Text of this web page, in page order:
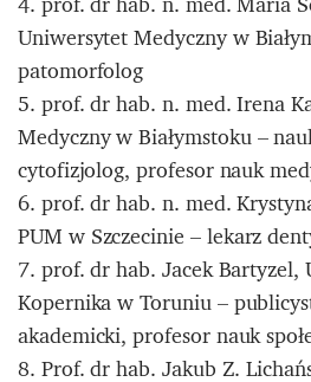
Uniwersytet Medyczny w
patomorfolog
5. prof. dr hab. n. med. Irena
Medyczny w Białymstoku –
cytofizjolog, profesor nauk
6. prof. dr hab. n. med.
PUM w Szczecinie – lekarz
7. prof. dr hab. Jacek Bartyzel,
Kopernika w Toruniu –
akademicki, profesor nauk
8. Prof. dr hab. Jakub Z.